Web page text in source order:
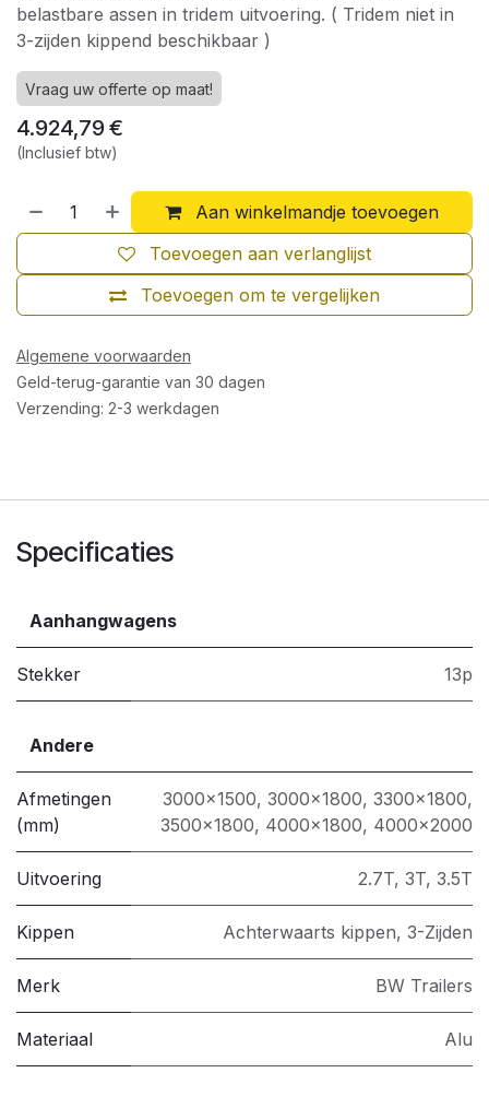
belastbare assen in tridem uitvoering. ( Tridem niet in
3-zijden kippend beschikbaar )
Vraag uw offerte op maat!
4.924,79€
(Inclusief btw)
Aan winkelmandje toevoegen
Toevoegen om te vergelijken
Toevoegen aan verlanglijst
Algemene voorwaarden
Geld-terug-garantie van 30 dagen
Verzending: 2-3 werkdagen
Specificaties
Aanhangwagens
Stekker 13p
Andere
Afmetingen
(mm)
3000x1500, 3000x1800, 3300x1800,
3500x1800, 4000x1800, 4000x2000
Uitvoering 2.7T, 3T, 3.5T
Kippen Achterwaarts kippen, 3-Zijden
Merk BW Trailers
Materiaal Alu